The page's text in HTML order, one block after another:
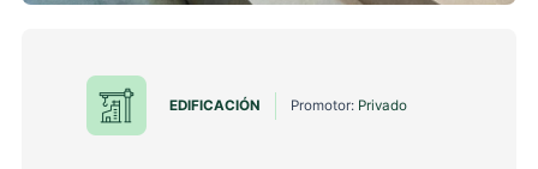
EDIFICACIÓN Promotor: Privado